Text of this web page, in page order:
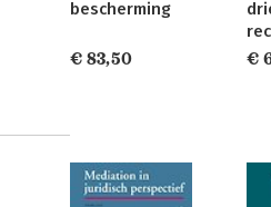
bescherming
€ 83,50
€